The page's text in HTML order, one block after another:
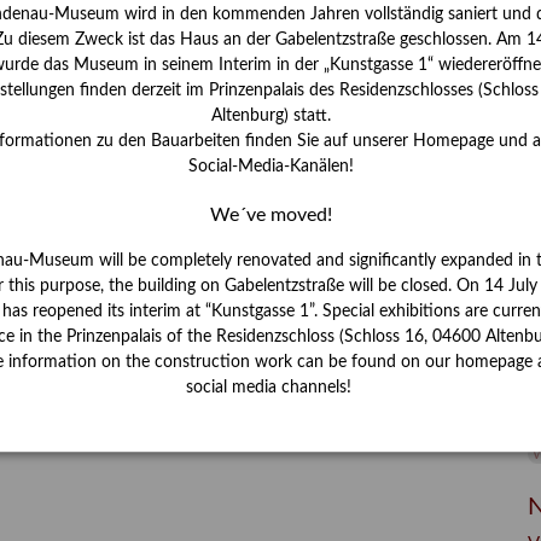
Museum wird in den kommenden Jahren vollständig saniert und
diesem Zweck ist das Haus an der Gabelentzstraße geschlossen. Am
das Museum in seinem Interim in der „Kunstgasse 1“
finden derzeit im Prinzenpalais des Residenzschlosses
Altenburg) statt.
zu den Bauarbeiten finden Sie auf unserer Homepage und
Social-Media-Kanälen!
We´ve moved!
Museum will be completely renovated and significantly expanded in
this purpose, the building on Gabelentzstraße will be closed. On 14
reopened its interim at “Kunstgasse 1”. Special exhibitions are
in the Prinzenpalais of the Residenzschloss (Schloss 16, 04600
information on the construction work can be found on our homepage
social media channels!